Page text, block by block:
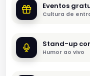
Eventos
Cultura de
Stand-up
Humor ao vivo